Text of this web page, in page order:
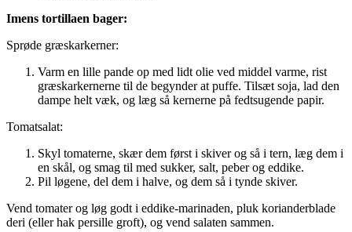
Imens tortillaen bager:
Sprøde græskarkerner:
Varm en lille pande op med lidt olie ved middel varme, rist
græskarkernerne til de begynder at puffe. Tilsæt soja, lad den
dampe helt væk, og læg så kernerne på fedtsugende papir.
Tomatsalat:
Skyl tomaterne, skær dem først i skiver og så i tern, læg dem i
en skål, og smag til med sukker, salt, peber og eddike.
Pil løgene, del dem i halve, og dem så i tynde skiver.
Vend tomater og løg godt i eddike-marinaden, pluk korianderblade
deri (eller hak persille groft), og vend salaten sammen.